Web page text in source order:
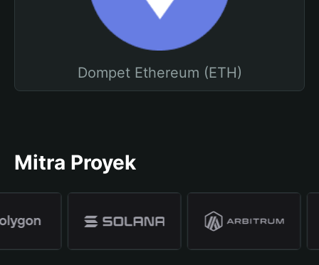
Dompet Ethereum (ETH)
Mitra Proyek